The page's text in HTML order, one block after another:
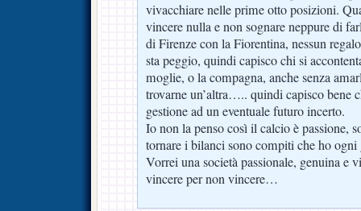
vivacchiare nelle prime otto posizioni.
vincere nulla e non sognare neppure di
di Firenze con la Fiorentina, nessun
sta peggio, quindi capisco chi si
moglie, o la compagna, anche senza
trovarne un’altra….. quindi capisco bene
gestione ad un eventuale futuro incerto.
Io non la penso così il calcio è passione,
tornare i bilanci sono compiti che ho
Vorrei una società passionale, genuina e
vincere per non vincere…